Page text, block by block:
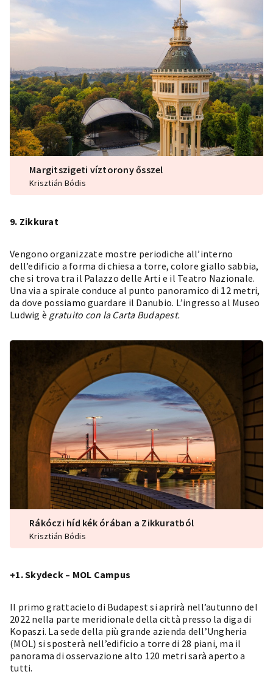
Margitszigeti víztorony ősszel
Krisztián Bódis
9. Zikkurat
Vengono organizzate mostre periodiche all’interno
dell’edificio a forma di chiesa a torre, colore giallo sabbia,
che si trova tra il Palazzo delle Arti e il Teatro Nazionale.
Una via a spirale conduce al punto panoramico di 12 metri,
da dove possiamo guardare il Danubio. L’ingresso al Museo
Ludwig è gratuito con la Carta Budapest.
Rákóczi híd kék órában a Zikkuratból
Krisztián Bódis
+1. Skydeck – MOL Campus
Il primograttacielo di Budapest si aprirà nell’autunno del
2022 nella parte meridionale della città presso la diga di
Kopaszi. La sede della più grande azienda dell’Ungheria
(MOL) si sposterà nell’edificio a torre di 28 piani, ma il
panorama di osservazione alto 120 metri sarà aperto a
tutti.